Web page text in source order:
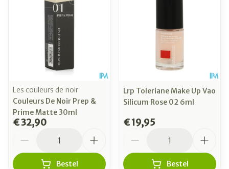
Les couleurs de noir
Couleurs De Noir Prep &
Prime Matte 30ml
€ 32,90
Bestel
Lrp Toleriane Make Up Vao
Silicum Rose 02 6ml
€ 19,95
Bestel